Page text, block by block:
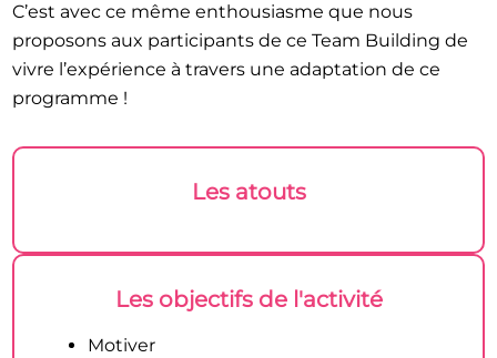
C’est avec ce même enthousiasme que nous
proposons aux participants de ce Team Building de
vivre l’expérience à travers une adaptation de ce
programme !
Les atouts
Les objectifs de l'activité
Motiver